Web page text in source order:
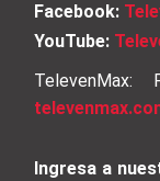
Facebook:
YouTube:
Ingresa a